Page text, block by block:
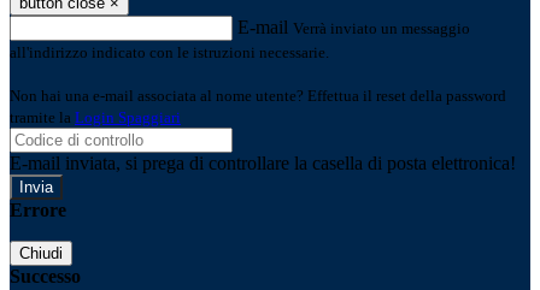
E-mail Verrà inviato un messaggio
all'indirizzo indicato con le istruzioni necessarie.
Non hai una e-mail associata al nome utente? Effettua il reset della password
tramite la Login Spaggiari
E-mail inviata, si prega di controllare la casella di posta elettronica!
Errore
Chiudi
Successo